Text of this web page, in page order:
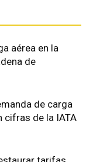
aérea en la
de
de carga
cifras de la IATA